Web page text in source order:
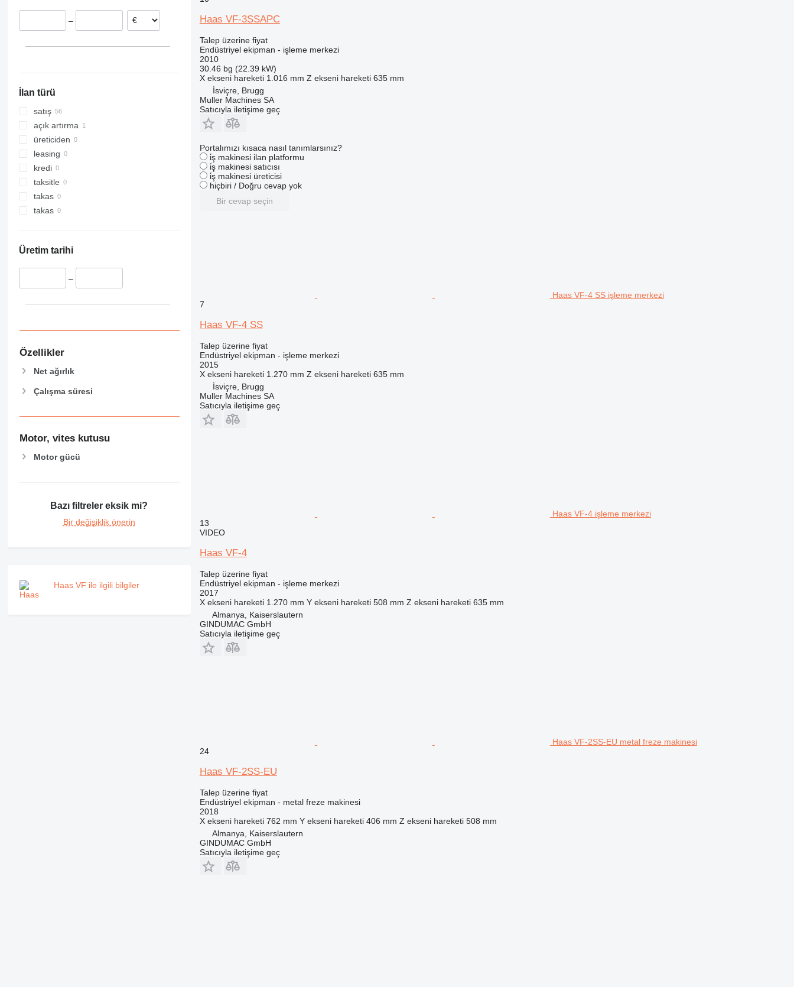
Slovakya
Çekya
–
İlan türü
satış
açık artırma
üreticiden
leasing
kredi
taksitle
takas
takas
Üretim tarihi
–
Özellikler
Net ağırlık
Çalışma süresi
Motor, vites kutusu
Motor gücü
Bazı filtreler eksik mi?
Bir değişiklik önerin
Haas VF ile ilgili bilgiler
Haas VF-3SSAPC
Talep üzerine fiyat
Endüstriyel ekipman - işleme merkezi
2010
30.46 bg (22.39 kW)
X ekseni hareketi 1.016 mm Z ekseni hareketi 635 mm
İsviçre, Brugg
Muller Machines SA
Satıcıyla iletişime geç
Portalımızı kısaca nasıl tanımlarsınız?
i̇ş makinesi ilan platformu
i̇ş makinesi satıcısı
i̇ş makinesi üreticisi
hiçbiri / Doğru cevap yok
Bir cevap seçin
Haas VF-4 SS işleme merkezi
7
Haas VF-4 SS
Talep üzerine fiyat
Endüstriyel ekipman - işleme merkezi
2015
X ekseni hareketi 1.270 mm Z ekseni hareketi 635 mm
İsviçre, Brugg
Muller Machines SA
Satıcıyla iletişime geç
Haas VF-4 işleme merkezi
13
VIDEO
Haas VF-4
Talep üzerine fiyat
Endüstriyel ekipman - işleme merkezi
2017
X ekseni hareketi 1.270 mm Y ekseni hareketi 508 mm Z ekseni hareketi 635 mm
Almanya, Kaiserslautern
GINDUMAC GmbH
Satıcıyla iletişime geç
Haas VF-2SS-EU metal freze makinesi
24
Haas VF-2SS-EU
Talep üzerine fiyat
Endüstriyel ekipman - metal freze makinesi
2018
X ekseni hareketi 762 mm Y ekseni hareketi 406 mm Z ekseni hareketi 508 mm
Almanya, Kaiserslautern
GINDUMAC GmbH
Satıcıyla iletişime geç